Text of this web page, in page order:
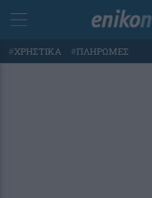
#ΧΡΗΣΤΙΚΑ #ΠΛΗΡΩΜΕΣ